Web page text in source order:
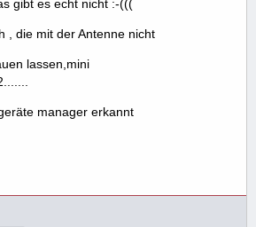
gibt es echt nicht :-(((
, die mit der Antenne nicht
lassen,mini
manager erkannt